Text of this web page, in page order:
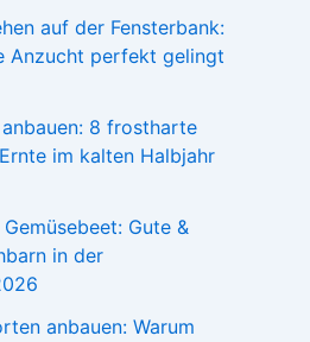
auf der Fensterbank:
Anzucht perfekt gelingt
8 frostharte
im kalten Halbjahr
Gute &
in der
anbauen: Warum